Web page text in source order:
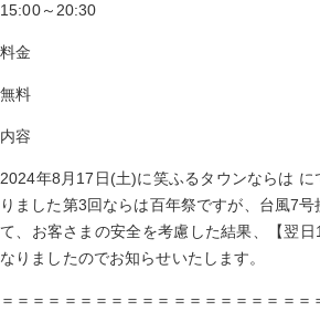
15:00～20:30
料金
無料
内容
2024年8月17日(土)に笑ふるタウンならは に
りました第3回ならは百年祭ですが、台風7
て、お客さまの安全を考慮した結果、【翌
なりましたのでお知らせいたします。
＝＝＝＝＝＝＝＝＝＝＝＝＝＝＝＝＝＝＝＝